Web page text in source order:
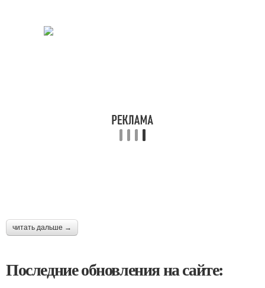
читать дальше →
Последние обновления на сайте: